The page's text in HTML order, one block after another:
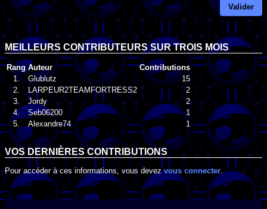
Valider
MEILLEURS CONTRIBUTEURS SUR TROIS MOIS
Rang Auteur
Contributions
1.
Glublutz
15
2.
LARPEUR2TEAMFORTRESS2
2
3.
Jordy
2
4.
Seb06200
1
5.
Alexandre74 1
VOS DERNIÈRES CONTRIBUTIONS
Pour accéder à ces informations, vous devezvous connecter .